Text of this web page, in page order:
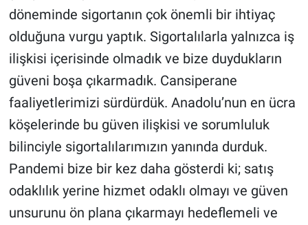
döneminde sigortanın çok önemli bir ihtiyaç
olduğuna vurgu yaptık. Sigortalılarla yalnızca iş
ilişkisi içerisinde olmadık ve bize duydukların
güveni boşa çıkarmadık. Cansiperane
faaliyetlerimizi sürdürdük. Anadolu’nun en ücra
köşelerinde bu güven ilişkisi ve sorumluluk
bilinciyle sigortalılarımızın yanında durduk.
Pandemi bize bir kez daha gösterdi ki; satış
odaklılık yerine hizmet odaklı olmayı ve güven
unsurunu ön plana çıkarmayı hedeflemeli ve